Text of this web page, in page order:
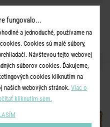
ZO SÉRIE
fungovalo...
a jednoduché, používame na
Cookies sú malé súbory,
Návštevou tejto webovej
súborov cookies. Ďakujeme,
cookies kliknutím na
našich webových stránok. Viac o
kliknutím sem.